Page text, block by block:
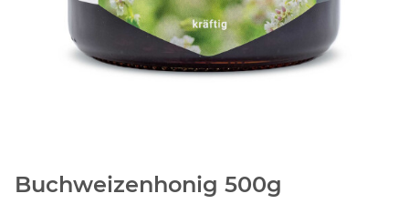
Buchweizenhonig 500g